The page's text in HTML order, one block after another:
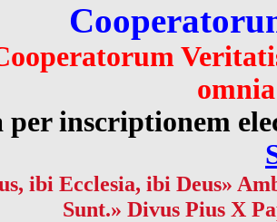
per inscriptionem
ibi Ecclesia, ibi Deus»
Sunt.» Divus Pius X